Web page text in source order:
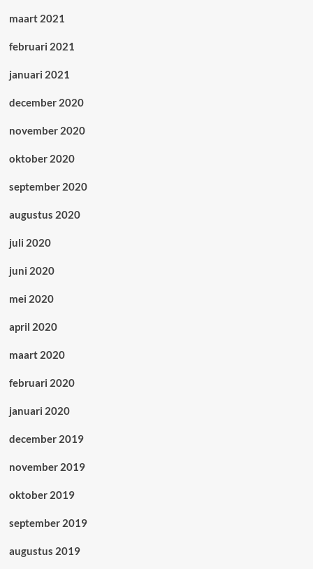
maart 2021
februari 2021
januari 2021
december 2020
november 2020
oktober 2020
september 2020
augustus 2020
juli 2020
juni 2020
mei 2020
april 2020
maart 2020
februari 2020
januari 2020
december 2019
november 2019
oktober 2019
september 2019
augustus 2019